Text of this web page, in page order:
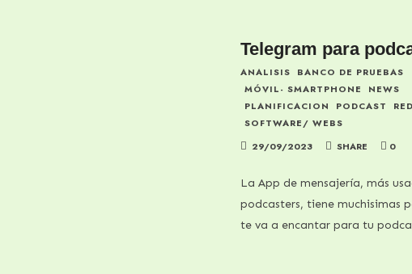
Telegram para
ANALISIS
BANCO DE PRUEBAS
MÓVIL- SMARTPHONE
NEWS
PLANIFICACION
PODCAST
SOFTWARE/ WEBS
29/09/2023
SHARE 0
La App de mensajería, más
podcasters, tiene muchisimas
te va a encantar para tu